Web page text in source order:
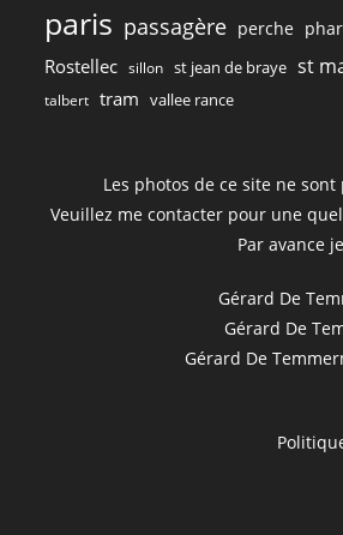
paris passagère perche
Rostellec sillon st jean de braye st
talbert tram vallee rance
Les photos de ce site ne
Veuillez me contacter pour une
Par avance
Gérard De
Gérard De
Gérard De